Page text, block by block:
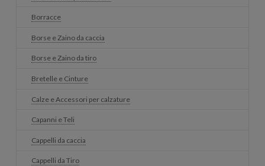
Borracce
Borse e Zaino da caccia
Borse e Zaino da tiro
Bretelle e Cinture
Calze e Accessori per calzature
Capanni e Teli
Cappelli da caccia
Cappelli da Tiro